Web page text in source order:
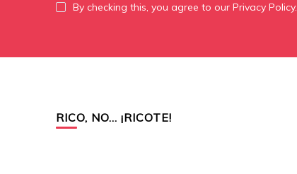
By checking this, you agree to our Privacy Policy.
RICO, NO… ¡RICOTE!